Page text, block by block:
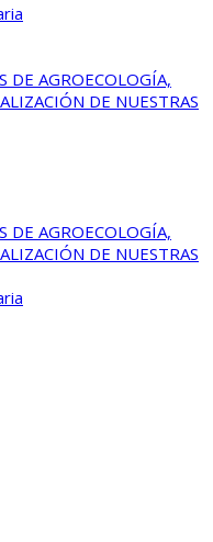
DE AGROECOLOGÍA,
DE NUESTRAS
DE AGROECOLOGÍA,
DE NUESTRAS